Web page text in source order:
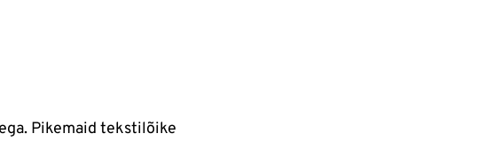
Pikemaid tekstilõike